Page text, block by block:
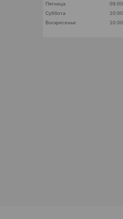
Пятница
Суббота
Воскресенье